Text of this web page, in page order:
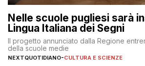
Nelle scuole pugliesi sarà
Lingua Italiana dei Segni
Il progetto annunciato dalla Regione
della scuole medie
NEXTQUOTIDIANO-CULTURA E SCIENZE